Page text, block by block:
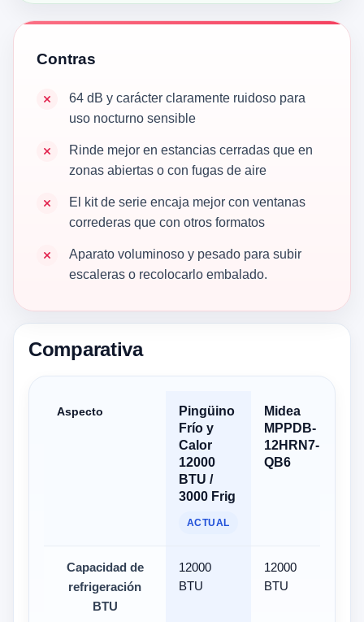
Contras
64 dB y carácter claramente ruidoso para
uso nocturno sensible
Rinde mejor en estancias cerradas que en
zonas abiertas o con fugas de aire
El kit de serie encaja mejor con ventanas
correderas que con otros formatos
Aparato voluminoso y pesado para subir
escaleras o recolocarlo embalado.
Comparativa
Aspecto
Pingüino
Frío y
Calor
12000
BTU /
3000 Frig
ACTUAL
Midea
MPPDB-
12HRN7-
QB6
Capacidad de
refrigeración
BTU
12000
BTU
12000
BTU